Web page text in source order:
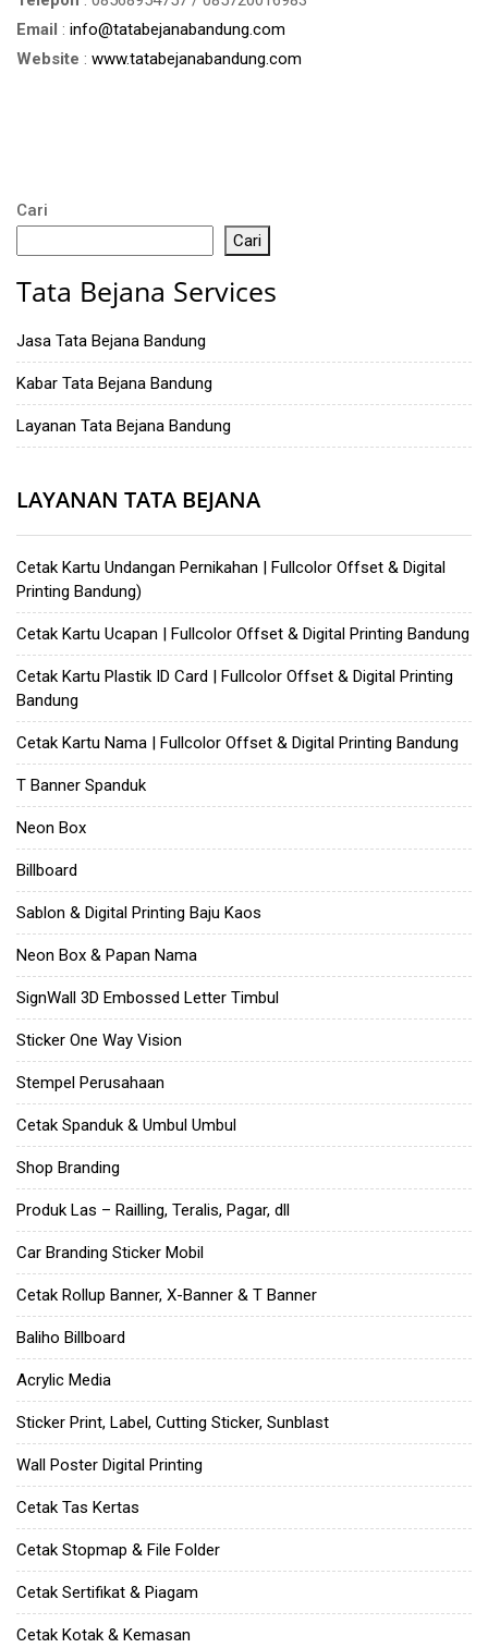
Email : info@tatabejanabandung.com
Website : www.tatabejanabandung.com
Cari
Cari
Tata Bejana Services
Jasa Tata Bejana Bandung
Kabar Tata Bejana Bandung
Layanan Tata Bejana Bandung
LAYANAN TATA BEJANA
Cetak Kartu Undangan Pernikahan | Fullcolor Offset & Digital
Printing Bandung)
Cetak Kartu Ucapan | Fullcolor Offset & Digital Printing Bandung
Cetak Kartu Plastik ID Card | Fullcolor Offset & Digital Printing
Bandung
Cetak Kartu Nama | Fullcolor Offset & Digital Printing Bandung
T Banner Spanduk
Neon Box
Billboard
Sablon & Digital Printing Baju Kaos
Neon Box & Papan Nama
SignWall 3D Embossed Letter Timbul
Sticker One Way Vision
Stempel Perusahaan
Cetak Spanduk & Umbul Umbul
Shop Branding
Produk Las – Railling, Teralis, Pagar, dll
Car Branding Sticker Mobil
Cetak Rollup Banner, X-Banner & T Banner
Baliho Billboard
Acrylic Media
Sticker Print, Label, Cutting Sticker, Sunblast
Wall Poster Digital Printing
Cetak Tas Kertas
Cetak Stopmap & File Folder
Cetak Sertifikat & Piagam
Cetak Kotak & Kemasan